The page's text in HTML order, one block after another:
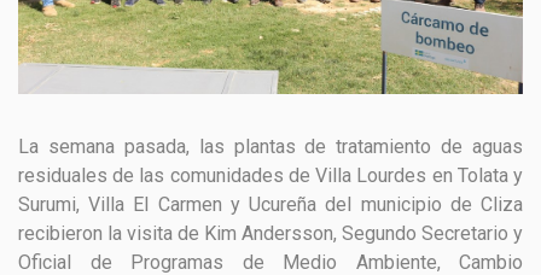
RE USO
La semana pasada, las plantas de tratamiento de aguas
residuales de las comunidades de Villa Lourdes en Tolata y
Surumi, Villa El Carmen y Ucureña del municipio de Cliza
recibieron la visita de Kim Andersson, Segundo Secretario y
Oficial de Programas de Medio Ambiente, Cambio